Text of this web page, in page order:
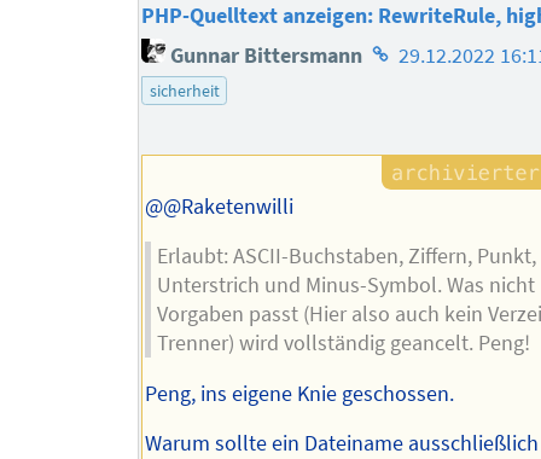
PHP-Quelltext anzeigen: RewriteRule,
Gunnar Bittersmann Homepage
29.12.2022
sicherheit
@@Raketenwilli
Erlaubt: ASCII-Buchstaben, Ziffern, Punkt,
Unterstrich und Minus-Symbol. Was nicht
Vorgaben passt (Hier also auch kein
Trenner) wird vollständig geancelt. Peng!
Peng, ins eigene Knie geschossen.
Warum sollte ein Dateiname ausschließlich